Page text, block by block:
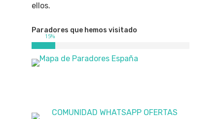
ellos.
Paradores que hemos visitado
15%